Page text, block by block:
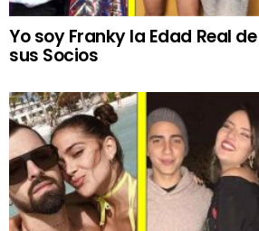
Yo soy Franky la Edad Real
sus Socios